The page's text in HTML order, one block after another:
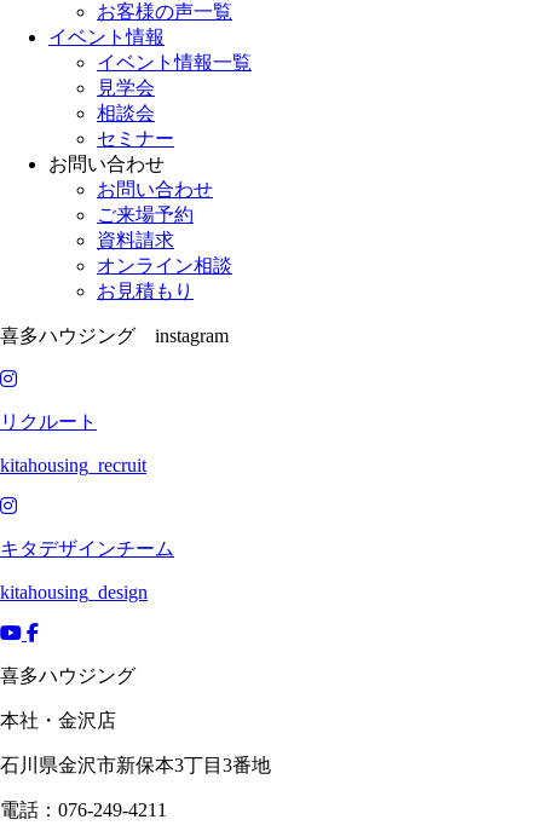
お客様の声一覧
イベント情報
イベント情報一覧
見学会
相談会
セミナー
お問い合わせ
お問い合わせ
ご来場予約
資料請求
オンライン相談
お見積もり
喜多ハウジング instagram
リクルート
kitahousing_recruit
キタデザインチーム
kitahousing_design
喜多ハウジング
本社・金沢店
石川県金沢市新保本3丁目3番地
電話：076-249-4211